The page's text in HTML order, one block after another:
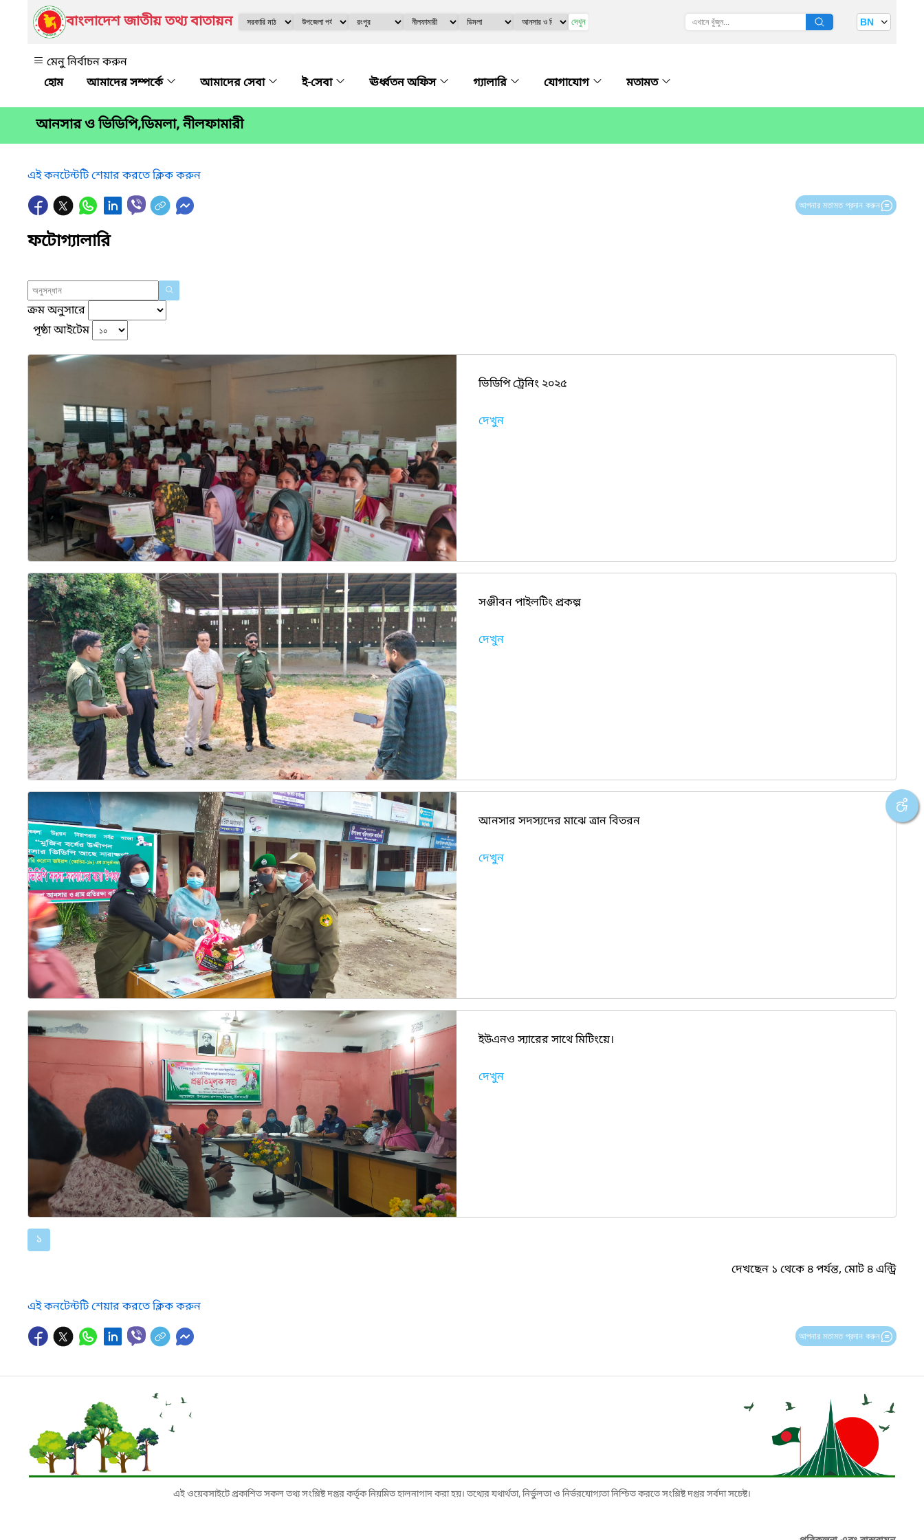
বাংলাদেশ জাতীয় তথ্য বাতায়ন দেখুন BN
মেনু নির্বাচন করুন
আমাদের সম্পর্কে
আমাদের সেবা ই-সেবা ঊর্ধ্বতন অফিস গ্যালারি যোগাযোগ মতামত
আনসার ও ভিডিপি,ডিমলা, নীলফামারী
এই কনটেন্টটি শেয়ার করতে ক্লিক করুন
আপনার মতামত প্রদান করুন
ফটোগ্যালারি
ক্রম অনুসারে
পৃষ্ঠা আইটেম
ভিডিপি ট্রেনিং ২০২৫
দেখুন
সঞ্জীবন পাইলটিং প্রকল্প
দেখুন
আনসার সদস্যদের মাঝে ত্রান বিতরন
দেখুন
ইউএনও স্যারের সাথে মিটিংয়ে।
দেখুন
১
দেখছেন ১ থেকে ৪ পর্যন্ত, মোট ৪ এন্ট্রি
এই কনটেন্টটি শেয়ার করতে ক্লিক করুন
আপনার মতামত প্রদান করুন
এই ওয়েবসাইটে প্রকাশিত সকল তথ্য সংশ্লিষ্ট দপ্তর কর্তৃক নিয়মিত হালনাগাদ করা হয়। তথ্যের যথার্থতা, নির্ভুলতা ও নির্ভরযোগ্যতা নিশ্চিত করতে সংশ্লিষ্ট দপ্তর সর্বদা সচেষ্ট।